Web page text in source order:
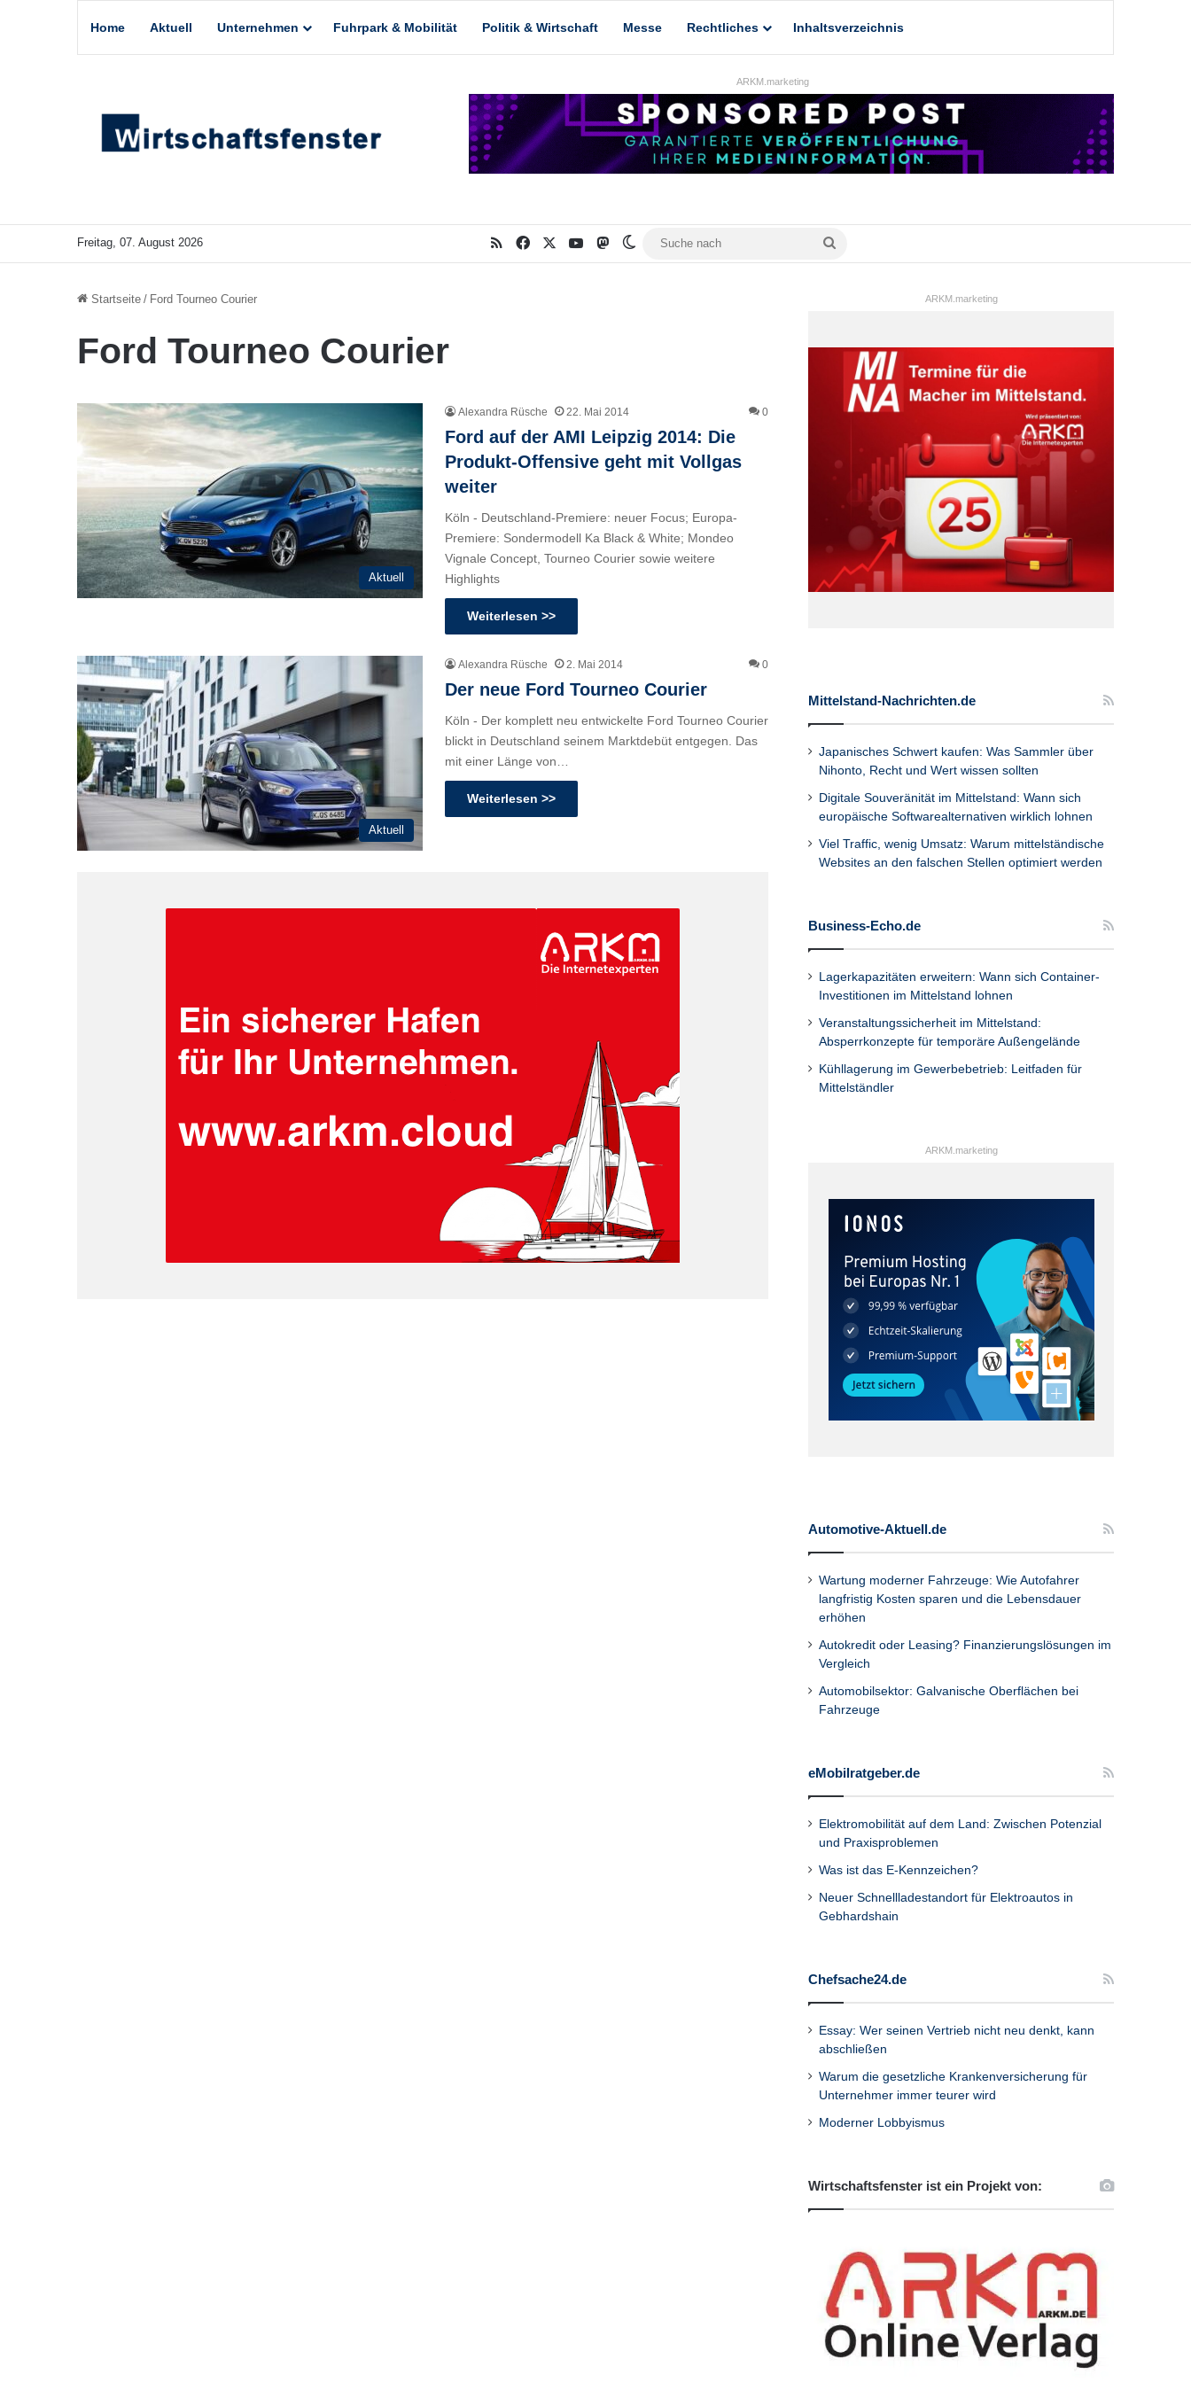
Home Aktuell Unternehmen Fuhrpark & Mobilität Politik & Wirtschaft Messe Rechtliches Inhaltsverzeichnis
ARKM.marketing
Freitag, 07. August 2026 RSS Facebook YouTubeMastodonSkin umschalten
Startseite / Ford Tourneo Courier
Ford Tourneo Courier
Aktuell
Alexandra Rüsche 22. Mai 2014 0
Ford auf der AMI Leipzig 2014: Die
Produkt-Offensive geht mit Vollgas
weiter
Köln - Deutschland-Premiere: neuer Focus; Europa-
Premiere: Sondermodell Ka Black & White; Mondeo
Vignale Concept, Tourneo Courier sowie weitere
Highlights
Weiterlesen >>
Aktuell
Alexandra Rüsche 2. Mai 2014 0
Der neue Ford Tourneo Courier
Köln - Der komplett neu entwickelte Ford Tourneo Courier
blickt in Deutschland seinem Marktdebüt entgegen. Das
mit einer Länge von…
Weiterlesen >>
ARKM.marketing
Mittelstand-Nachrichten.de
Japanisches Schwert kaufen: Was Sammler über
Nihonto, Recht und Wert wissen sollten
Digitale Souveränität im Mittelstand: Wann sich
europäische Softwarealternativen wirklich lohnen
Viel Traffic, wenig Umsatz: Warum mittelständische
Websites an den falschen Stellen optimiert werden
Business-Echo.de
Lagerkapazitäten erweitern: Wann sich Container-
Investitionen im Mittelstand lohnen
Veranstaltungssicherheit im Mittelstand:
Absperrkonzepte für temporäre Außengelände
Kühllagerung im Gewerbebetrieb: Leitfaden für
Mittelständler
ARKM.marketing
Automotive-Aktuell.de
Wartung moderner Fahrzeuge: Wie Autofahrer
langfristig Kosten sparen und die Lebensdauer
erhöhen
Autokredit oder Leasing? Finanzierungslösungen im
Vergleich
Automobilsektor: Galvanische Oberflächen bei
Fahrzeuge
eMobilratgeber.de
Elektromobilität auf dem Land: Zwischen Potenzial
und Praxisproblemen
Was ist das E-Kennzeichen?
Neuer Schnellladestandort für Elektroautos in
Gebhardshain
Chefsache24.de
Essay: Wer seinen Vertrieb nicht neu denkt, kann
abschließen
Warum die gesetzliche Krankenversicherung für
Unternehmer immer teurer wird
Moderner Lobbyismus
Wirtschaftsfenster ist ein Projekt von: